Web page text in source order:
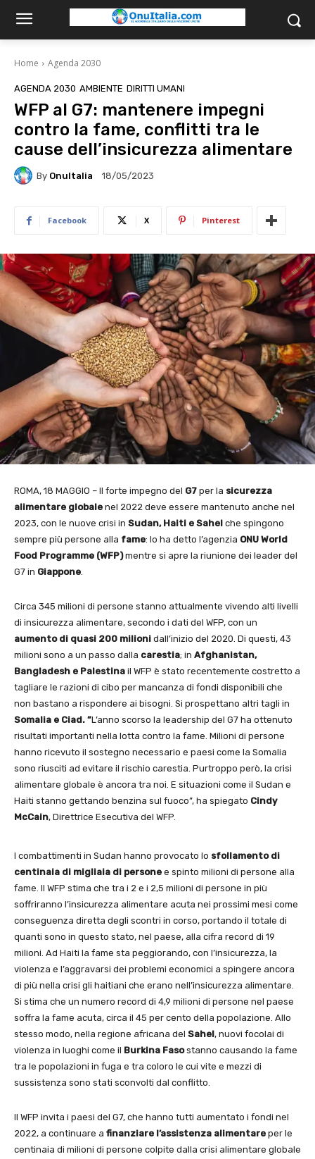
Home Agenda 2030
AGENDA 2030 AMBIENTE DIRITTI UMANI
WFP al G7: mantenere impegni
contro la fame, conflitti tra le
cause dell’insicurezza alimentare
By OnuItalia 18/05/2023
Facebook X Pinterest
ROMA, 18 MAGGIO – Il forte impegno del G7 per la sicurezza
alimentare globale nel 2022 deve essere mantenuto anche nel
2023, con le nuove crisi in Sudan, Haiti e Sahel che spingono
sempre più persone alla fame: lo ha detto l’agenzia ONU World
Food Programme (WFP)mentre si apre la riunione dei leader del
G7 in Giappone
Circa 345 milioni di persone stanno attualmente vivendo alti livelli
di insicurezza alimentare, secondo i dati del WFP, con un
aumento di quasi 200 milioni dall’inizio del 2020. Di questi, 43
milioni sono a un passo dalla carestia; in Afghanistan,
Bangladesh e Palestina il WFP è stato recentemente costretto a
tagliare le razioni di cibo per mancanza di fondi disponibili che
non bastano a rispondere ai bisogni. Si prospettano altri tagli in
Somalia e Ciad. ”L’anno scorso la leadership del G7 ha ottenuto
risultati importanti nella lotta contro la fame. Milioni di persone
hanno ricevuto il sostegno necessario e paesi come la Somalia
sono riusciti ad evitare il rischio carestia. Purtroppo però, la crisi
alimentare globale è ancora tra noi. E situazioni come il Sudan e
Haiti stanno gettando benzina sul fuoco”, ha spiegato Cindy
McCain, Direttrice Esecutiva del WFP.
I combattimenti in Sudan hanno provocato lo sfollamento di
centinaia di migliaia di persone e spinto milioni di persone alla
fame. Il WFP stima che tra i 2 e i 2,5 milioni di persone in più
soffriranno l’insicurezza alimentare acuta nei prossimi mesi come
conseguenza diretta degli scontri in corso, portando il totale di
quanti sono in questo stato, nel paese, alla cifra record di 19
milioni. Ad Haiti la fame sta peggiorando, con l’insicurezza, la
violenza e l’aggravarsi dei problemi economici a spingere ancora
di più nella crisi gli haitiani che erano nell’insicurezza alimentare.
Si stima che un numero record di 4,9 milioni di persone nel paese
soffra la fame acuta, circa il 45 per cento della popolazione. Allo
stesso modo, nella regione africana del Sahel, nuovi focolai di
violenza in luoghi come il Burkina Fasostanno causando la fame
tra le popolazioni in fuga e tra coloro le cui vite e mezzi di
sussistenza sono stati sconvolti dal conflitto.
Il WFP invita i paesi del G7, che hanno tutti aumentato i fondi nel
2022, a continuare a finanziare l’assistenza alimentare per le
centinaia di milioni di persone colpite dalla crisi alimentare globale